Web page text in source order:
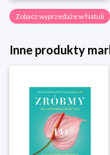
Zobacz wyprzedaże w Natuli
Inne produkty